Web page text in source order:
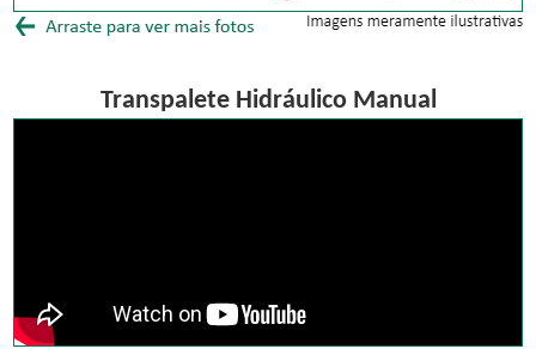
Transpalete Hidráulico Manual